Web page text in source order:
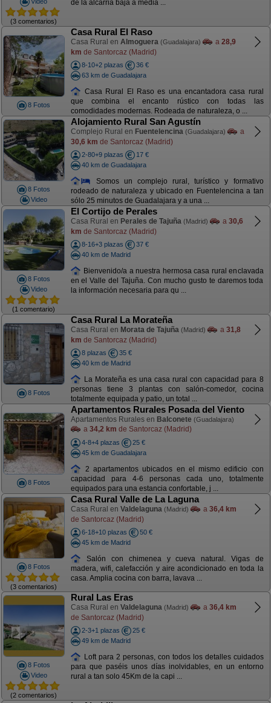
(3 comentarios)
de la alcarria baja a media ...
8 Fotos
Casa Rural El Raso
Casa Rural en Almoguera (Guadalajara) a 28,9
km de Santorcaz (Madrid)
8-10+2 plazas
36 €
63 km de Guadalajara
Casa Rural El Raso es una encantadora casa rural
que combina el encanto rústico con todas las
comodidades modernas. Rodeada de naturaleza, o ...
8 Fotos
Video
Alojamiento Rural San Agustín
Complejo Rural en Fuentelencina (Guadalajara)
a
30,6 km de Santorcaz (Madrid)
2-80+9 plazas
17 €
40 km de Guadalajara
Somos un complejo rural, turístico y formativo
rodeado de naturaleza y ubicado en Fuentelencina a tan
sólo 25 minutos de Guadalajara y a una ...
8 Fotos
Video
(1 comentario)
El Cortijo de Perales
Casa Rural en Perales de Tajuña (Madrid) a 30,6
km de Santorcaz (Madrid)
8-16+3 plazas
37 €
40 km de Madrid
Bienvenido/a a nuestra hermosa casa rural enclavada
en el Valle del Tajuña. Con mucho gusto te daremos toda
la información necesaria para qu ...
8 Fotos
Casa Rural La Morateña
Casa Rural en Morata de Tajuña (Madrid) a 31,8
km de Santorcaz (Madrid)
8 plazas
35 €
40 km de Madrid
La Morateña es una casa rural con capacidad para 8
personas tiene 3 plantas con salón-comedor, cocina
totalmente equipada y patio, un total ...
8 Fotos
Apartamentos Rurales Posada del Viento
Apartamentos Rurales en Balconete (Guadalajara)
a 34,2 km de Santorcaz (Madrid)
4-8+4 plazas
25 €
45 km de Guadalajara
2 apartamentos ubicados en el mismo edificio con
capacidad para 4-6 personas cada uno, totalmente
equipados para una estancia confortable, j ...
8 Fotos
(3 comentarios)
Casa Rural Valle de La Laguna
Casa Rural en Valdelaguna (Madrid) a 36,4 km
de Santorcaz (Madrid)
6-18+10 plazas
50 €
45 km de Madrid
Salón con chimenea y cueva natural. Vigas de
madera, wifi, calefacción y aire acondicionado en toda la
casa. Amplia cocina con barra, lavava ...
8 Fotos
Video
(2 comentarios)
Rural Las Eras
Casa Rural en Valdelaguna (Madrid) a 36,4 km
de Santorcaz (Madrid)
2-3+1 plazas
25 €
49 km de Madrid
Loft para 2 personas, con todos los detalles cuidados
para que paséis unos días inolvidables, en un entorno
rural a tan solo 45Km de la capi ...